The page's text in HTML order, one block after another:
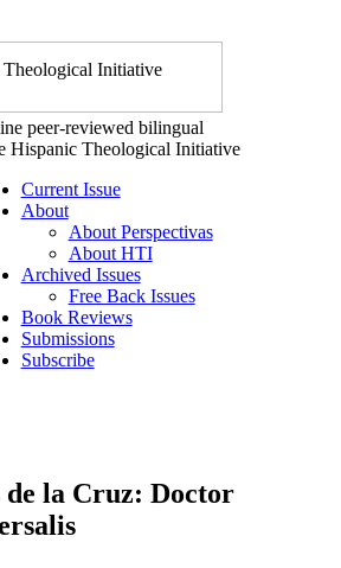
Theological Initiative
peer-reviewed bilingual
Hispanic Theological Initiative
Current Issue
About
About Perspectivas
About HTI
Archived Issues
Free Back Issues
Book Reviews
Submissions
Subscribe
de la Cruz: Doctor